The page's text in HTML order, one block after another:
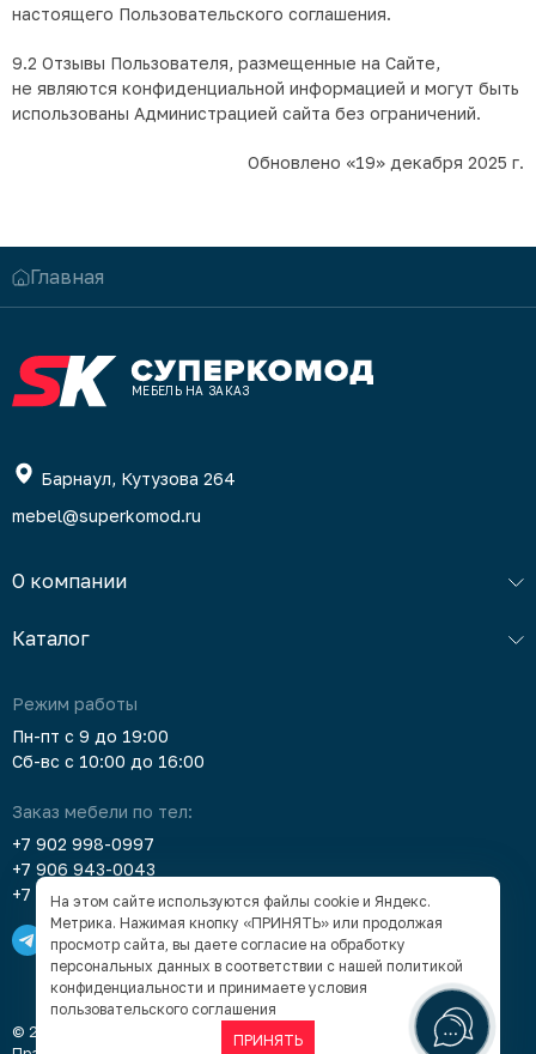
настоящего Пользовательского соглашения.
9.2 Отзывы Пользователя, размещенные на Сайте,
не являются конфиденциальной информацией и могут быть
использованы Администрацией сайта без ограничений.
Обновлено «19» декабря 2025 г.
Главная
МЕБЕЛЬ НА ЗАКАЗ
Барнаул, Кутузова 264
mebel@superkomod.ru
О компании
Каталог
Режим работы
Пн-пт с 9 до 19:00
Сб-вс с 10:00 до 16:00
Заказ мебели по тел:
+7 902 998-0997
+7 906 943-0043
+7 903 912-5378
© 2005–2026 «Суперкомод» — мебель в Барнауле под заказ
На этом сайте используются файлы cookie и Яндекс.
Метрика. Нажимая кнопку «ПРИНЯТЬ» или продолжая
просмотр сайта, вы даете согласие на обработку
персональных данных в соответствии с нашей политикой
конфиденциальности и принимаете условия
пользовательского соглашения
ПРИНЯТЬ